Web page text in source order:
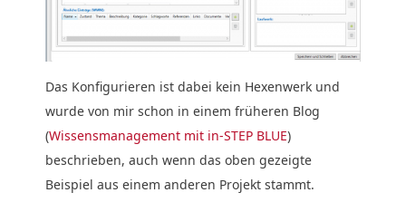
Das Konfigurieren ist dabei kein Hexenwerk und
wurde von mir schon in einem früheren Blog
(Wissensmanagement mit in-STEP BLUE)
beschrieben, auch wenn das oben gezeigte
Beispiel aus einem anderen Projekt stammt.